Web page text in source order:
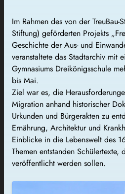
Im Rahmen des von der TreuBau-
Stiftung) geförderten Projekts
Geschichte der Aus- und
veranstaltete das Stadtarchiv mit
Gymnasiums Dreikönigsschule
bis Mai.
Ziel war es, die
Migration anhand historischer
Urkunden und Bürgerakten zu
Ernährung, Architektur und
Einblicke in die Lebenswelt des
Themen entstanden Schülertexte,
veröffentlicht werden sollen.